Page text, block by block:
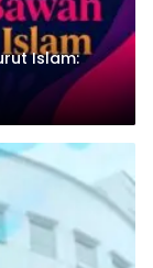
Islam: